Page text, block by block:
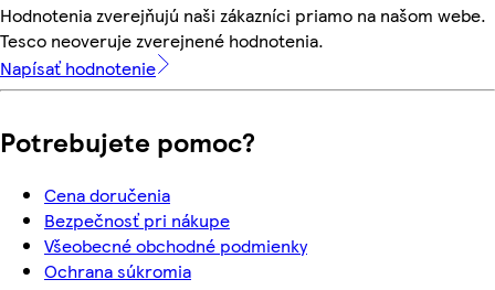
Hodnotenia zverejňujú naši zákazníci priamo na našom webe.
Tesco neoveruje zverejnené hodnotenia.
Napísať hodnotenie
Potrebujete pomoc?
Cena doručenia
Bezpečnosť pri nákupe
Všeobecné obchodné podmienky
Ochrana súkromia